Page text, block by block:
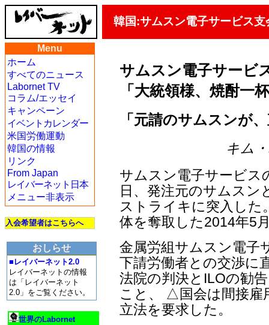
韓国:サムスン電子サービス
Menu
ホーム
すべてのニュース
Labornet TV
コラム/エッセイ
キャンペーン
イベントカレンダー
米国労働運動
韓国の情報
リンク
From Japan
レイバーネット日本
メニュー非表示
入会希望者はこちらへ
おしらせ
■レイバーネット2.0
レイバーネットの情報
は「レイバーネット
2.0」をご覧ください。
世界のLabornet
サムスン電子サービ
「大統領様、焼酎一
「元請のサムスンが
キム
サムスン電子サービス
日、発注元のサムスン
ストライキに突入した
体を奪取した2014年5
金属労組サムスン電
下請労働者との交渉に
法院の判決とILOの勧
こと、 △国会は間接雇
立法を要求した。